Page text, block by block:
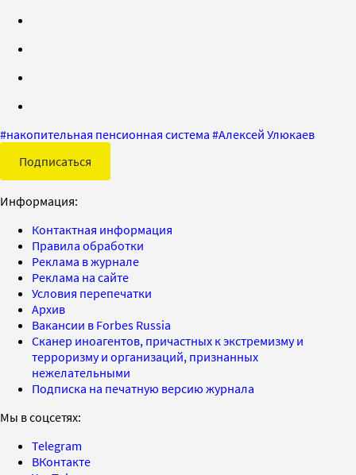
#накопительная пенсионная система #Алексей Улюкаев
Подписаться
Информация:
Контактная информация
Правила обработки
Реклама в журнале
Реклама на сайте
Условия перепечатки
Архив
Вакансии в Forbes Russia
Сканер иноагентов, причастных к экстремизму и
терроризму и организаций, признанных
нежелательными
Подписка на печатную версию журнала
Мы в соцсетях:
Telegram
ВКонтакте